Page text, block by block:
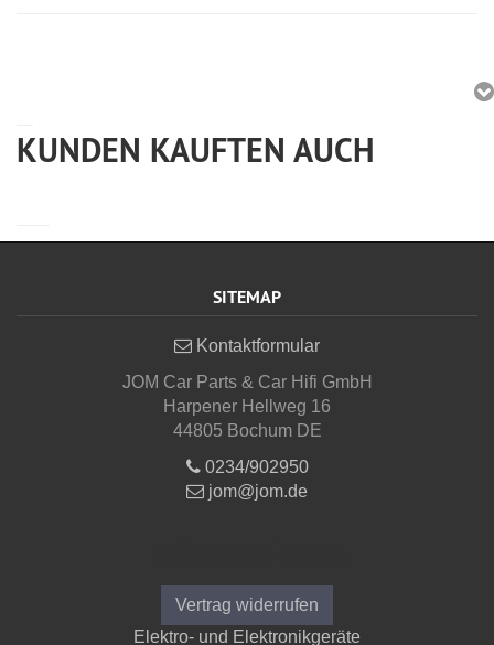
KUNDEN KAUFTEN AUCH
SITEMAP
Kontaktformular
JOM Car Parts & Car Hifi GmbH
Harpener Hellweg 16
44805 Bochum DE
0234/902950
jom@jom.de
Vertrag widerrufen
Elektro- und Elektronikgeräte